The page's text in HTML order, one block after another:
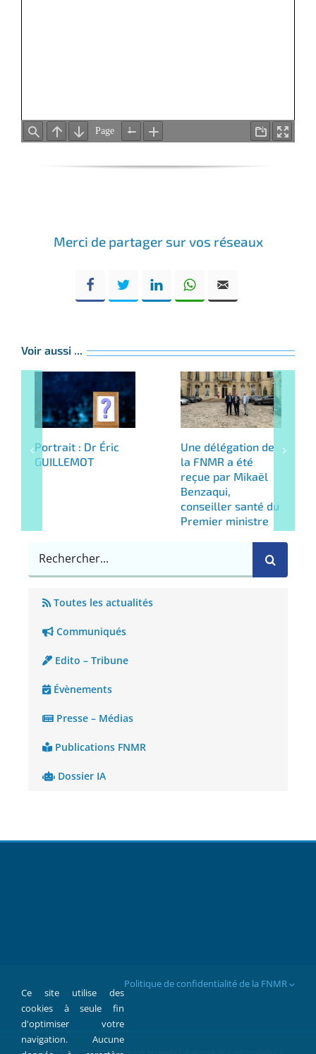
Merci de partager sur vos réseaux
Voir aussi ...
Portrait : Dr Éric
GUILLEMOT
Une délégation de
la FNMR a été
reçue par Mikaël
Benzaqui,
conseiller santé du
Premier ministre
Rechercher
Toutes les actualités
Communiqués
Edito – Tribune
Évènements
Presse – Médias
Publications FNMR
Dossier IA
FNMR 1907 > 2022 © Tous droits réservés |
Ce site utilise des
cookies à seule fin
d'optimiser votre
navigation. Aucune
Politique de confidentialité de la FNMR